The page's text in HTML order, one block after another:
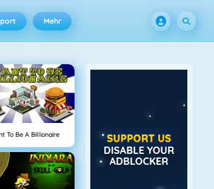
Mehr
To Be A Billionaire